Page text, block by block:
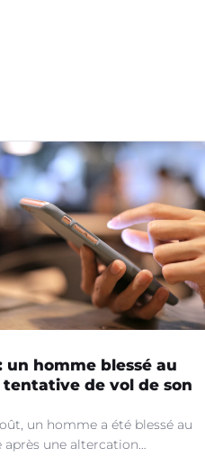
un homme blessé au
tentative de vol de son
un homme a été blessé au
après une altercation